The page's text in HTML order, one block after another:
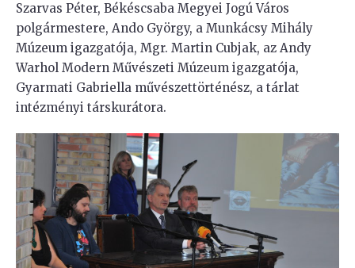
Szarvas Péter, Békéscsaba Megyei Jogú Város
polgármestere, Ando György, a Munkácsy Mihály
Múzeum igazgatója, Mgr. Martin Cubjak, az Andy
Warhol Modern Művészeti Múzeum igazgatója,
Gyarmati Gabriella művészettörténész, a tárlat
intézményi társkurátora.